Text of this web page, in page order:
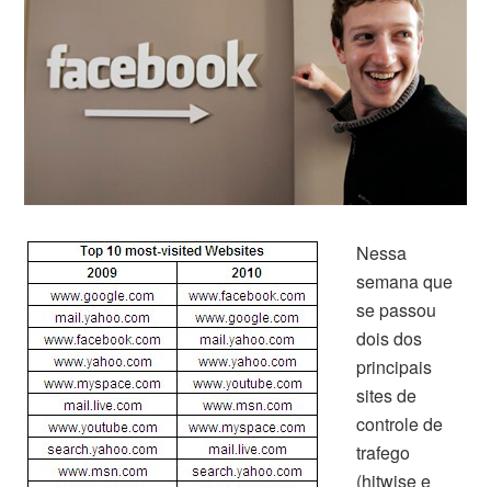
Nessa
semana que
se passou
dois dos
principais
sites de
controle de
trafego
(hitwisee